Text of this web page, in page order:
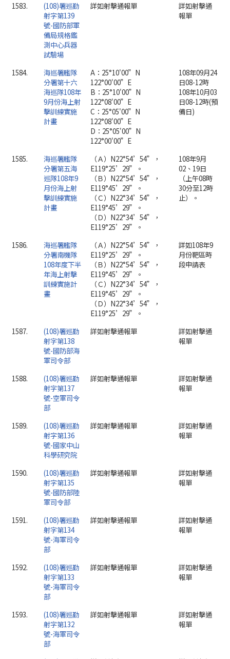
1583.
(108)署巡勤
射字第139
號-國防部軍
備局規格鑑
測中心兵器
試驗場
詳如射擊通報單
詳如射擊通
報單
1584.
海巡署艦隊
分署第十六
海巡隊108年
9月份海上射
擊訓練實施
計畫
A：25°10'00”N
122°00'00”E
B：25°10'00”N
122°08'00”E
C：25°05'00”N
122°08'00”E
D：25°05'00”N
122°00'00”E
108年09月24
日08-12時
108年10月03
日08-12時(預
備日)
1585.
海巡署艦隊
分署第五海
巡隊108年9
月份海上射
擊訓練實施
計畫
（Ａ）N22°54’54”，
E119°25’29”。
（Ｂ）N22°54’54”，
E119°45’29”。
（Ｃ）N22°34’54”，
E119°45’29”。
（Ｄ）N22°34’54”，
E119°25’29”。
108年9月
02、19日
（上午08時
30分至12時
止）。
1586.
海巡署艦隊
分署南機隊
108年度下半
年海上射擊
訓練實施計
畫
（Ａ）N22°54’54”，
E119°25’29”。
（Ｂ）N22°54’54”，
E119°45’29”。
（Ｃ）N22°34’54”，
E119°45’29”。
（Ｄ）N22°34’54”，
E119°25’29”。
詳如108年9
月份靶區時
段申請表
1587.
(108)署巡勤
射字第138
號-國防部海
軍司令部
詳如射擊通報單
詳如射擊通
報單
1588.
(108)署巡勤
射字第137
號-空軍司令
部
詳如射擊通報單
詳如射擊通
報單
1589.
(108)署巡勤
射字第136
號-國家中山
科學研究院
詳如射擊通報單
詳如射擊通
報單
1590.
(108)署巡勤
射字第135
號-國防部陸
軍司令部
詳如射擊通報單
詳如射擊通
報單
1591.
(108)署巡勤
射字第134
號-海軍司令
部
詳如射擊通報單
詳如射擊通
報單
1592.
(108)署巡勤
射字第133
號-海軍司令
部
詳如射擊通報單
詳如射擊通
報單
1593.
(108)署巡勤
射字第132
號-海軍司令
部
詳如射擊通報單
詳如射擊通
報單